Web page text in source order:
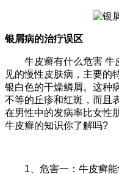
银屑病的治疗误区
牛皮癣有什么危害 牛
见的慢性皮肤病，主要的
银白色的干燥鳞屑。这种
不等的丘疹和红斑，而且
在男性中的发病率比女性
牛皮癣的知识你了解吗?
1、危害一：牛皮癣能